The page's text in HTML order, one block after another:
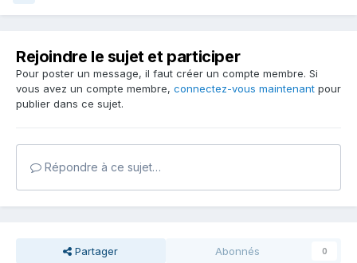
Rejoindre le sujet et participer
Pour poster un message, il faut créer un compte membre. Si
vous avez un compte membre, connectez-vous maintenant pour
publier dans ce sujet.
Répondre à ce sujet…
Partager Abonnés 0